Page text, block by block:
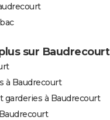
sur Baudrecourt
à Baudrecourt
garderies à Baudrecourt